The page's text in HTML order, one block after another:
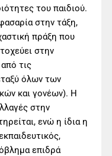
του παιδιού.
στην τάξη,
πράξη που
στην
τις
όλων των
και γονέων). Η
στην
ενώ η ίδια η
επιδρά